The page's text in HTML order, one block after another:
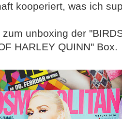
kooperiert, was ich
unboxing der
HARLEY QUINN" Box.